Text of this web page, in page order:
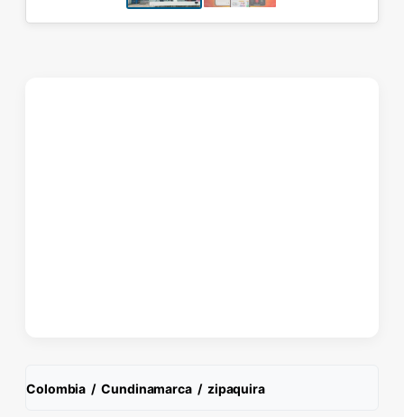
Colombia / Cundinamarca / zipaquira